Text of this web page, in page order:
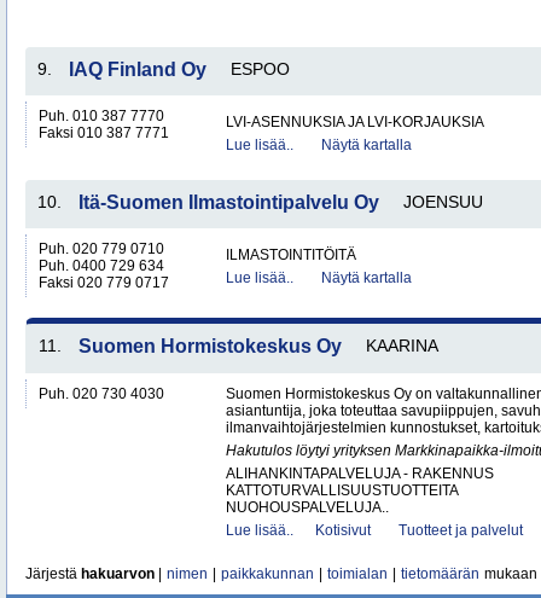
9. IAQ Finland Oy ESPOO
Puh. 010 387 7770
Faksi 010 387 7771
LVI-ASENNUKSIA JA LVI-KORJAUKSIA
Lue lisää..
Näytä kartalla
10. Itä-Suomen Ilmastointipalvelu Oy JOENSUU
Puh. 020 779 0710
Puh. 0400 729 634
Faksi 020 779 0717
ILMASTOINTITÖITÄ
Lue lisää..
Näytä kartalla
11. Suomen Hormistokeskus Oy KAARINA
Puh. 020 730 4030
Suomen Hormistokeskus Oy on
asiantuntija, joka toteuttaa savupiippujen,
ilmanvaihtojärjestelmien kunnostukset,
Hakutulos löytyi yrityksen Markkinapaikka-
ALIHANKINTAPALVELUJA - RAKENNUS
KATTOTURVALLISUUSTUOTTEITA
NUOHOUSPALVELUJA..
Lue lisää..
Kotisivut Tuotteet ja palvelut
Järjestä hakuarvon nimen paikkakunnan toimialan tietomäärän mukaan